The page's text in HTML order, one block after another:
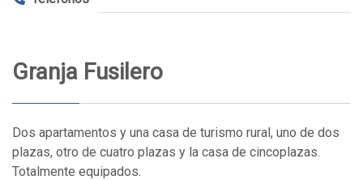
Granja Fusilero
Dos apartamentos y una casa de turismo rural, uno de dos
plazas, otro de cuatro plazas y la casa de cincoplazas.
Totalmente equipados.